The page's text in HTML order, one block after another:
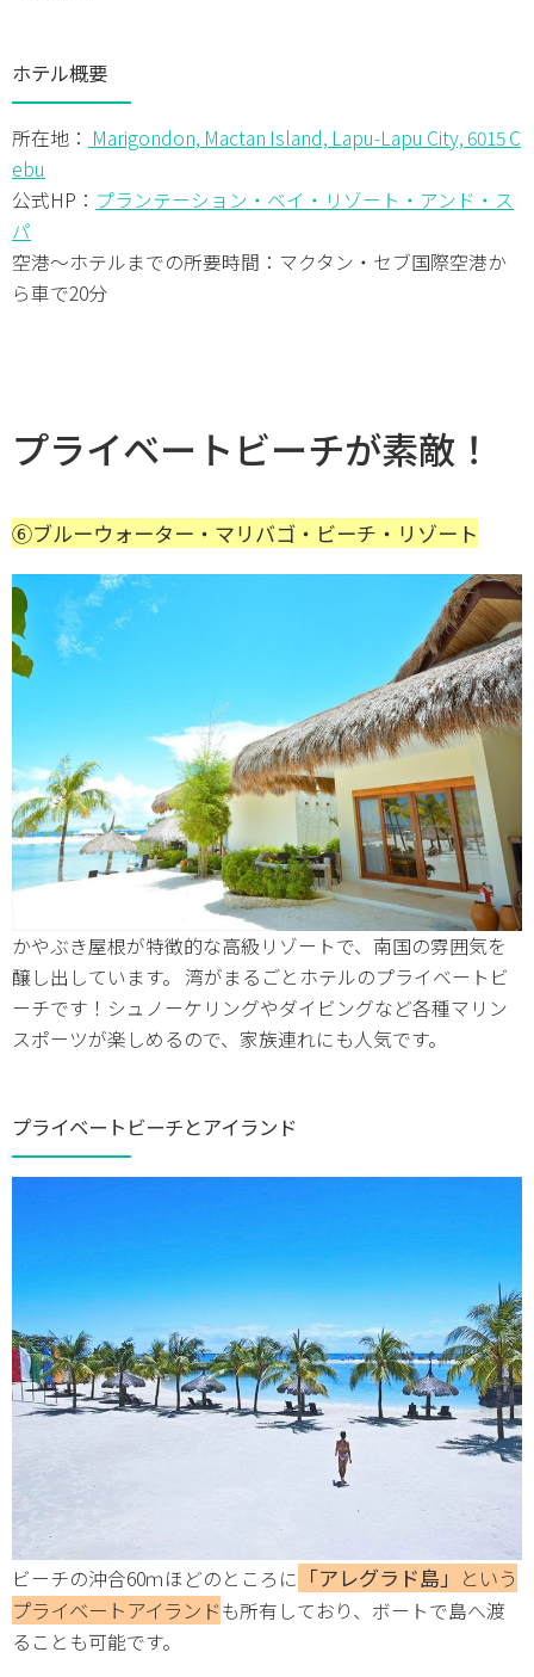
ホテル概要
所在地： Marigondon, Mactan Island, Lapu-Lapu City, 6015 C
ebu
公式HP： プランテーション・ベイ・リゾート・アンド・ス
パ
空港～ホテルまでの所要時間：マクタン・セブ国際空港か
ら車で20分
プライベートビーチが素敵！
⑥ブルーウォーター・マリバゴ・ビーチ・リゾート
かやぶき屋根が特徴的な高級リゾートで、南国の雰囲気を
醸し出しています。 湾がまるごとホテルのプライベートビ
ーチです！シュノーケリングやダイビングなど各種マリン
スポーツが楽しめるので、家族連れにも人気です。
プライベートビーチとアイランド
ビーチの沖合60ｍほどのところに 「アレグラド島」 という
プライベートアイランドも所有しており、ボートで島へ渡
ることも可能です。